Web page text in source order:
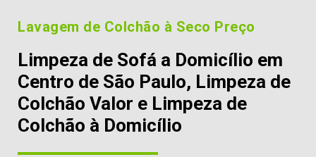
Lavagem de Colchão à Seco Preço
Limpeza de Sofá a Domicílio em
Centro de São Paulo, Limpeza de
Colchão Valor e Limpeza de
Colchão à Domicílio